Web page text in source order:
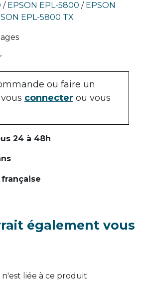
/ EPSON EPL-5800 / EPSON
EPL-5800 TX
ou faire un
connecter ou vous
24 à 48h
également vous
liée à ce produit